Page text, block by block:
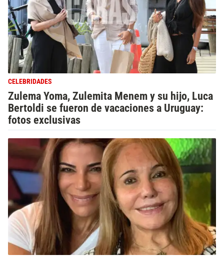
CELEBRIDADES
Zulema Yoma, Zulemita Menem y su hijo, Luca
Bertoldi se fueron de vacaciones a Uruguay:
fotos exclusivas